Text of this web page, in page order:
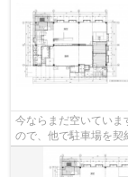
今ならまだ空いていま
ので、他で駐車場を契